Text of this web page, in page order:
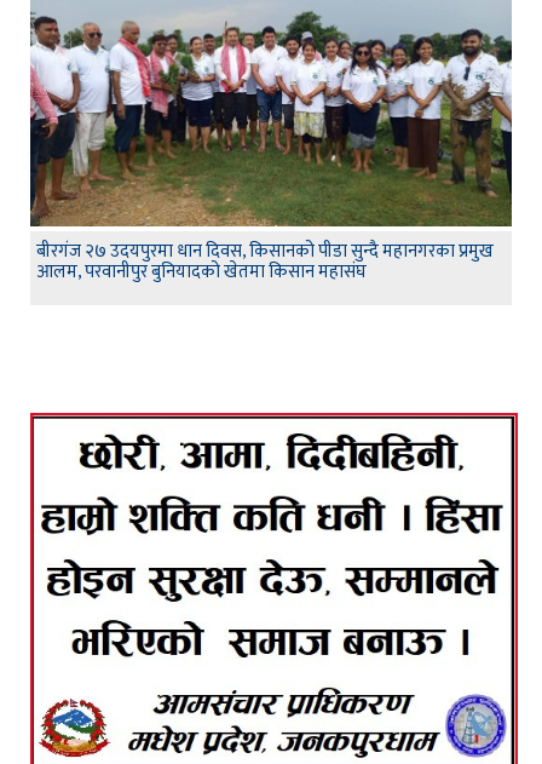
बीरगंज २७ उदयपुरमा धान दिवस, किसानको पीडा सुन्दै महानगरका प्रमुख
आलम, परवानीपुर बुनियादको खेतमा किसान महासंघ